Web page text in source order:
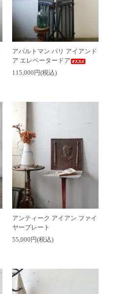
アパルトマン パリ アイアンド
ア エレベータードア
115,000円(税込)
アンティーク アイアン ファイ
ヤープレート
55,000円(税込)